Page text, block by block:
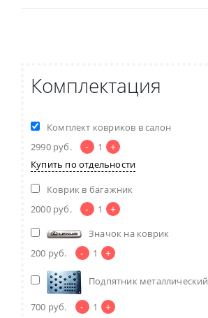
Комплектация
Комплект ковриков в салон
2990 руб. - 1 +
Купить по отдельности
Коврик в багажник
2000 руб. - 1 +
Значок на коврик
200 руб. - 1 +
Подпятник металлический
700 руб. - 1 +